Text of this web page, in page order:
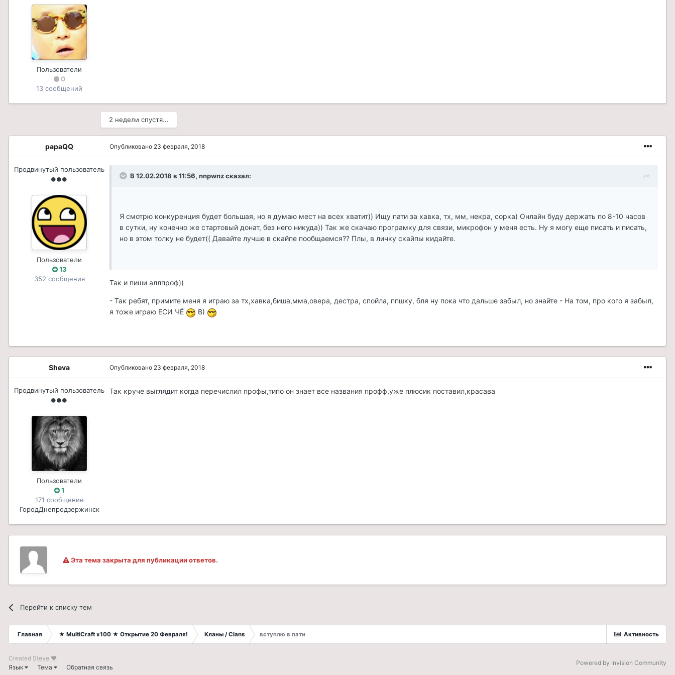
Пользователи
0
13 сообщений
2 недели спустя...
papaQQ
Продвинутый пользователь
Пользователи
13
352 сообщения
Опубликовано 23 февраля, 2018
В 12.02.2018 в 11:56, nnpwnz сказал:
Я смотрю конкуренция будет большая, но я думаю мест на всех хватит)) Ищу пати за хавка, тх, мм, некра, сорка) Онлайн буду держать по 8-10 часов
в сутки, ну конечно же стартовый донат, без него никуда)) Так же скачаю програмку для связи, микрофон у меня есть. Ну я могу еще писать и писать,
но в этом толку не будет(( Давайте лучше в скайпе пообщаемся?? Плы, в личку скайпы кидайте.
Так и пиши аллпроф))
- Так ребят, примите меня я играю за тх,хавка,биша,мма,овера, дестра, спойла, ппшку, бля ну пока что дальше забыл, но знайте - На том, про кого я забыл,
я тоже играю ЕСИ ЧЁ
B)
Sheva
Продвинутый пользователь
Пользователи
1
171 сообщение
ГородДнепродзержинск
Опубликовано 23 февраля, 2018
Так круче выглядит когда перечислил профы,типо он знает все названия профф,уже плюсик поставил,красава
Эта тема закрыта для публикации ответов.
Перейти к списку тем
Активность
Главная ★ MultiCraft x100 ★ Открытие 20 Февраля! Кланы / Clans вступлю в пати
Created Steve ❤
Язык
Тема Обратная связь
Powered by Invision Community